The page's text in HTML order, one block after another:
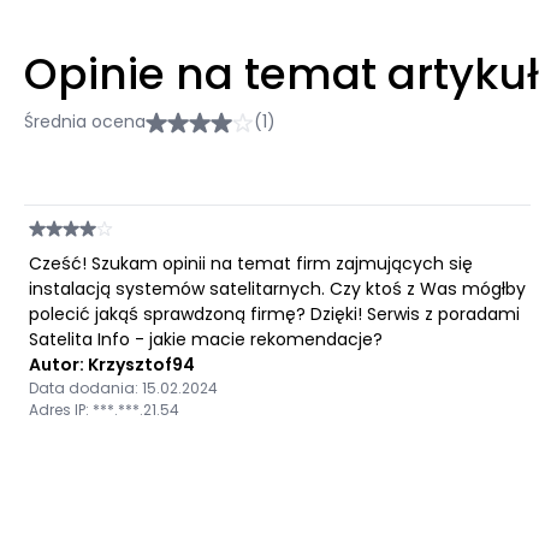
Opinie na temat
Średnia ocena (1)
Cześć! Szukam opinii na temat firm zajmujących się
instalacją systemów satelitarnych. Czy ktoś z Was mógłby
polecić jakąś sprawdzoną firmę? Dzięki! Serwis z poradami
Satelita Info - jakie macie rekomendacje?
Autor: Krzysztof94
Data dodania: 15.02.2024
Adres IP: ***.***.21.54